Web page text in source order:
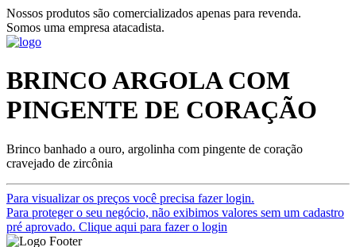
Nossos produtos são comercializados apenas para revenda.
Somos uma empresa atacadista.
BRINCO ARGOLA COM
PINGENTE DE CORAÇÃO
Brinco banhado a ouro, argolinha com pingente de coração
cravejado de zircônia
Para visualizar os preços você precisa fazer login.
Para proteger o seu negócio, não exibimos valores sem um cadastro
pré aprovado. Clique aqui para fazer o login